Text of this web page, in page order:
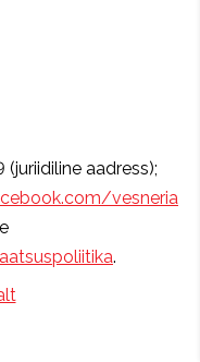
(juriidiline aadress);
vesneria
.